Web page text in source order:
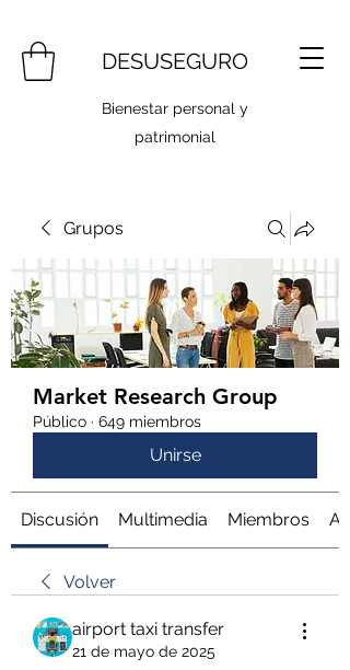
DESUSEGURO
Bienestar personal y
patrimonial
Grupos
Market Research Group
Público · 649 miembros
Unirse
Discusión Multimedia Miembros
Volver
airport taxi transfer
21 de mayo de 2025